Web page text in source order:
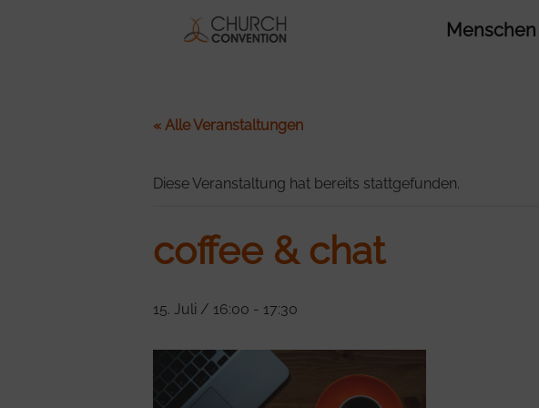
Menschen
« Alle Veranstaltungen
Diese Veranstaltung hat bereits stattgefunden.
coffee & chat
15. Juli / 16:00 - 17:30